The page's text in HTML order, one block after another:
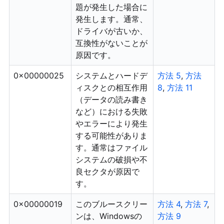
題が発生した場合に
発生します。通常、
ドライバが古いか、
互換性がないことが
原因です。
0x00000025
システムとハードデ
ィスクとの相互作用
（データの読み書き
など）における失敗
やエラーにより発生
する可能性がありま
す。通常はファイル
システムの破損や不
良セクタが原因で
す。
方法 5,方法
8,方法 11
0x00000019
このブルースクリー
ンは、Windowsの
方法 4,方法 7,
方法 9